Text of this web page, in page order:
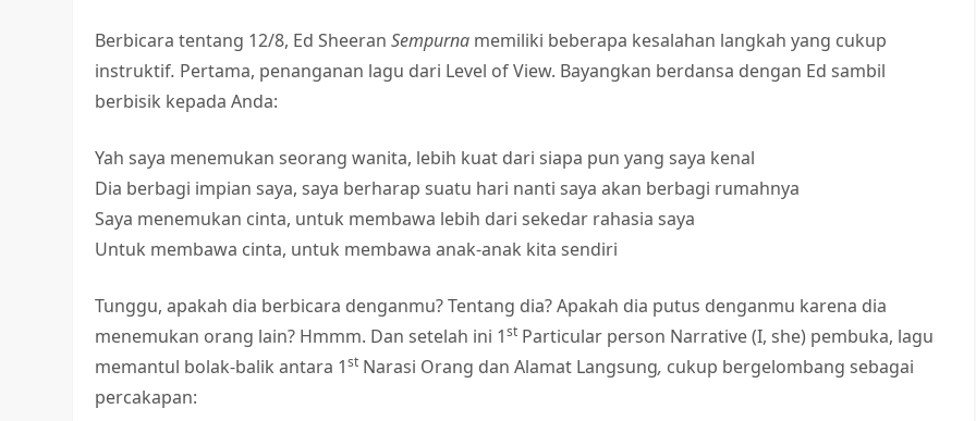
Berbicara tentang 12/8, Ed SheeranSempurna memiliki beberapa kesalahan langkah yang cukup
instruktif. Pertama, penanganan lagu dari Level of View. Bayangkan berdansa dengan Ed sambil
berbisik kepada Anda:
Yah saya menemukan seorang wanita, lebih kuat dari siapa pun yang saya kenal
Dia berbagi impian saya, saya berharap suatu hari nanti saya akan berbagi rumahnya
Saya menemukan cinta, untuk membawa lebih dari sekedar rahasia saya
Untuk membawa cinta, untuk membawa anak-anak kita sendiri
Tunggu, apakah dia berbicara denganmu? Tentang dia? Apakah dia putus denganmu karena dia
menemukan orang lain? Hmmm. Dan setelah ini 1st Particular person Narrative (I, she) pembuka, lagu
memantul bolak-balik antara 1st Narasi Orang dan Alamat Langsung, cukup bergelombang sebagai
percakapan: